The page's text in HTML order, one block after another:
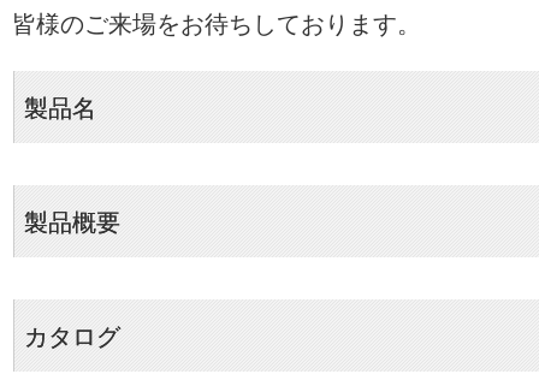
皆様のご来場をお待ちしております。
製品名
製品概要
カタログ